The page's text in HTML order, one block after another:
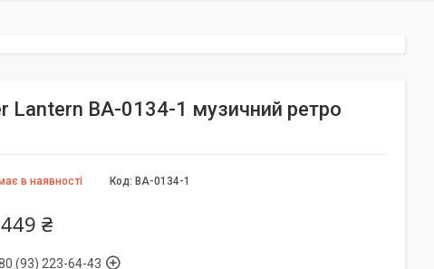
Lantern BA-0134-1 музичний ретро
в наявності Код: BA-0134-1
₴
(93) 223-64-43